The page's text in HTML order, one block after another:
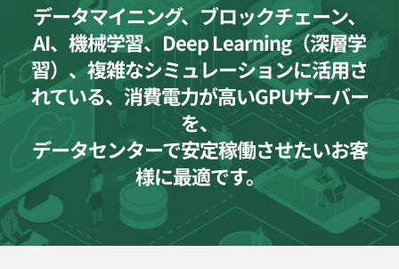
データマイニング、ブロックチェーン、
AI、機械学習、Deep Learning（深層学
習）、複雑なシミュレーションに活用さ
れている、消費電力が高いGPUサーバー
を、
データセンターで安定稼働させたいお客
様に最適です。